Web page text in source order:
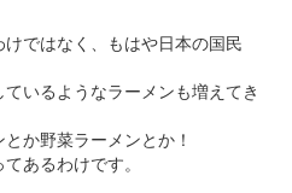
ではなく、もはや日本の国民
いるようなラーメンも増えてき
か野菜ラーメンとか！
あるわけです。